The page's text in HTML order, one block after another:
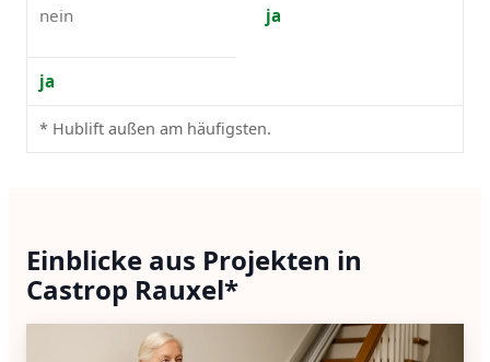
nein ja
ja
* Hublift außen am häufigsten.
Einblicke aus Projekten in
Castrop Rauxel*